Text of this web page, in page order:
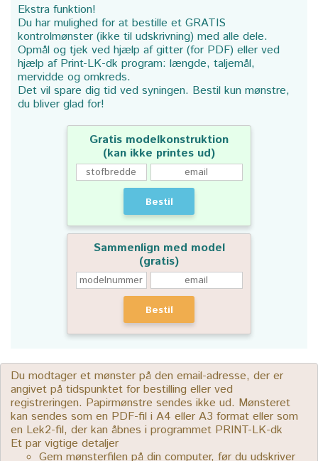
Ekstra funktion!
Du har mulighed for at bestille et GRATIS
kontrolmønster (ikke til udskrivning) med alle dele.
Opmål og tjek ved hjælp af gitter (for PDF) eller ved
hjælp af Print-LK-dk program: længde, taljemål,
mervidde og omkreds.
Det vil spare dig tid ved syningen. Bestil kun mønstre,
du bliver glad for!
Gratis modelkonstruktion
(kan ikke printes ud)
Bestil
Sammenlign med model
(gratis)
Bestil
Du modtager et mønster på den email-adresse, der er
angivet på tidspunktet for bestilling eller ved
registreringen. Papirmønstre sendes ikke ud. Mønsteret
kan sendes som en PDF-fil i A4 eller A3 format eller som
en Lek2-fil, der kan åbnes i programmet PRINT-LK-dk
Et par vigtige detaljer
Gem mønsterfilen på din computer, før du udskriver